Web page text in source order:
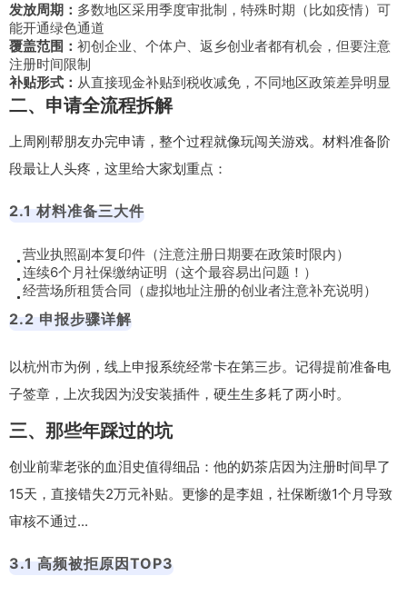
发放周期： 多数地区采用季度审批制，特殊时期（比如疫情）可
能开通绿色通道
覆盖范围： 初创企业、个体户、返乡创业者都有机会，但要注意
注册时间限制
补贴形式： 从直接现金补贴到税收减免，不同地区政策差异明显
二、申请全流程拆解
上周刚帮朋友办完申请，整个过程就像玩闯关游戏。材料准备阶
段最让人头疼，这里给大家划重点：
2.1 材料准备三大件
营业执照副本复印件（注意注册日期要在政策时限内）
连续6个月社保缴纳证明（这个最容易出问题！）
经营场所租赁合同（虚拟地址注册的创业者注意补充说明）
2.2 申报步骤详解
以杭州市为例，线上申报系统经常卡在第三步。记得提前准备电
子签章，上次我因为没安装插件，硬生生多耗了两小时。
三、那些年踩过的坑
创业前辈老张的血泪史值得细品：他的奶茶店因为注册时间早了
15天，直接错失2万元补贴。更惨的是李姐，社保断缴1个月导致
审核不通过...
3.1 高频被拒原因TOP3